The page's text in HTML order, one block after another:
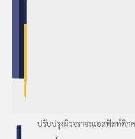
ปรับปรุงผิวจราจรแอสฟัลท์ติ